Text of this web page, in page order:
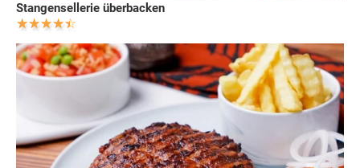
Stangensellerie überbacken